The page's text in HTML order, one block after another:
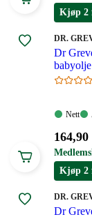
Kjøp 2
MERKE:
DR.
Dr
Nett:
Nett
Pris:
164,90
164,90
Kjøp 2
MERKE:
DR.
Dr